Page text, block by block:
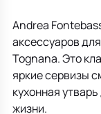
Andrea
аксессуаров
Tognana. Это
яркие сервизы
кухонная
жизни.